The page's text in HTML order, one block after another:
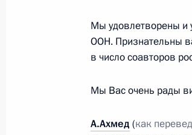
Встреча с
24 октября 2019 года,
Встреча с
Мы удовлетворены и
ООН. Признательны
в число соавторов
Мы Вас очень рады
А.Ахмед (как